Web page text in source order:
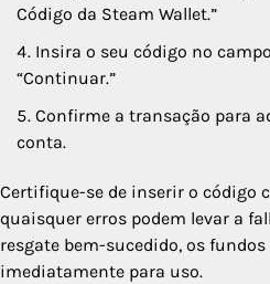
Código da Steam Wallet.”
Insira o seu código no
“Continuar.”
Confirme a transação para
conta.
Certifique-se de inserir o código
quaisquer erros podem levar a
resgate bem-sucedido, os
imediatamente para uso.